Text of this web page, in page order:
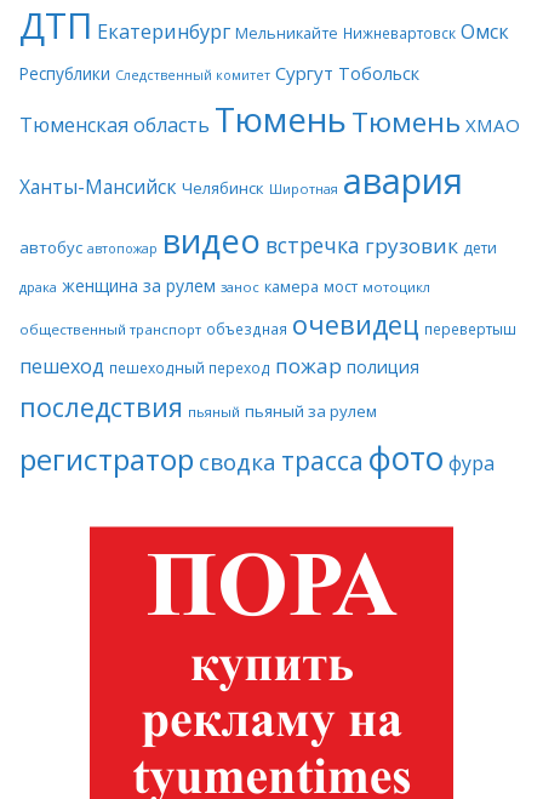
ДТП Екатеринбург Мельникайте Нижневартовск Омск
Республики Следственный комитет Сургут Тобольск
Тюменская область ТюменьТюмень ХМАО
Ханты-Мансийск Челябинск Широтная авария
автобус автопожар видео встречка грузовик дети
драка женщина за рулем занос камера мост мотоцикл
общественный транспорт объездная очевидец перевертыш
пешеход пешеходный переход пожар полиция
последствия пьяный пьяный за рулем
регистратор сводка трасса фото фура